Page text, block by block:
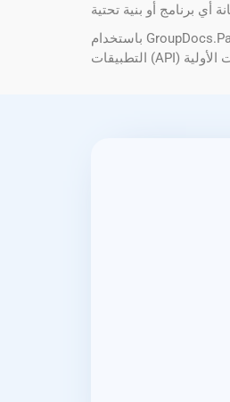
باستخدام GroupDocs.Parser Cloud، يمكنك العمل مع تنسيقات المستندات المختلفة، بما في ذلك PDF، ومايكروسوفت وورد، وإكسل، وPowerPoint، والمزيد. توفر واجهة برمجة